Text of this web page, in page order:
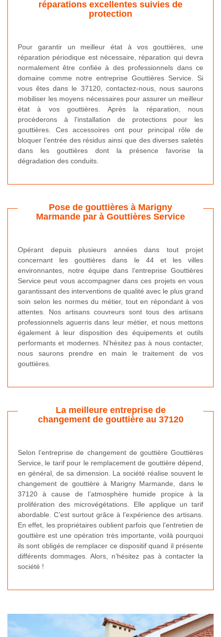
réparations excellentes suivies de
protection
Pour garantir un meilleur état à vos gouttières, une
réparation périodique est nécessaire, réparation qui devra
normalement être confiée à des professionnels dans ce
domaine comme notre entreprise Gouttières Service. Si
vous êtes dans le 37120, contactez-nous, nous saurons
mobiliser les moyens nécessaires pour assurer un meilleur
état à vos gouttières. Après la réparation, nous
procèderons à l'installation de protections pour les
gouttières. Ces accessoires ont pour principal rôle de
bloquer l’entrée des résidus ainsi que des diverses saletés
dans les gouttières dont la présence favorise la
dégradation des conduits.
Pose de gouttières à Marigny
Marmande par à Gouttières Service
Opérant depuis plusieurs années dans tout projet
concernant les gouttières dans le 44 et les villes
environnantes, notre équipe dans l’entreprise Gouttières
Service peut vous accompagner dans ces projets en vous
garantissant des interventions de qualité avec le plus grand
soin selon les normes du métier, tout en répondant à vos
attentes. Nos artisans couvreurs sont tous des artisans
professionnels aguerris dans leur métier, et nous mettons
également à leur disposition des équipements et outils
performants et modernes. N’hésitez pas à nous contacter,
nous saurons prendre en main le traitement de vos
gouttières.
La meilleure entreprise de
changement de gouttière au 37120
Selon l’entreprise de changement de gouttière Gouttières
Service, le tarif pour le remplacement de gouttière dépend,
en général, de sa dimension. La société réalise souvent le
changement de gouttière à Marigny Marmande, dans le
37120 à cause de l’atmosphère humide propice à la
prolifération des microvégétations. Elle applique un tarif
abordable. C’est surtout grâce à l’expérience des artisans.
En effet, les propriétaires oublient parfois que l’entretien de
gouttière est une opération très importante, voilà pourquoi
ils sont obligés de remplacer ce dispositif quand il présente
différents dommages. Alors, n’hésitez pas à contacter la
société !